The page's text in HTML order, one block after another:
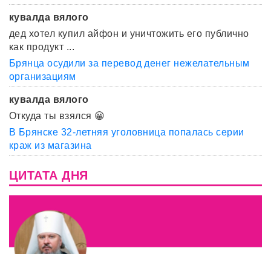
кувалда вялого
дед хотел купил айфон и уничтожить его публично
как продукт ...
Брянца осудили за перевод денег нежелательным
организациям
кувалда вялого
Откуда ты взялся 😀
В Брянске 32-летняя уголовница попалась серии
краж из магазина
ЦИТАТА ДНЯ